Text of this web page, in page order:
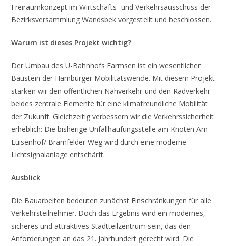
Freiraumkonzept im Wirtschafts- und Verkehrsausschuss der
Bezirksversammlung Wandsbek vorgestellt und beschlossen.
Warum ist dieses Projekt wichtig?
Der Umbau des U-Bahnhofs Farmsen ist ein wesentlicher
Baustein der Hamburger Mobilitätswende. Mit diesem Projekt
stärken wir den öffentlichen Nahverkehr und den Radverkehr –
beides zentrale Elemente für eine klimafreundliche Mobilität
der Zukunft. Gleichzeitig verbessern wir die Verkehrssicherheit
erheblich: Die bisherige Unfallhäufungsstelle am Knoten Am
Luisenhof/ Bramfelder Weg wird durch eine moderne
Lichtsignalanlage entschärft.
Ausblick
Die Bauarbeiten bedeuten zunächst Einschränkungen für alle
Verkehrsteilnehmer. Doch das Ergebnis wird ein modernes,
sicheres und attraktives Stadtteilzentrum sein, das den
Anforderungen an das 21. Jahrhundert gerecht wird. Die